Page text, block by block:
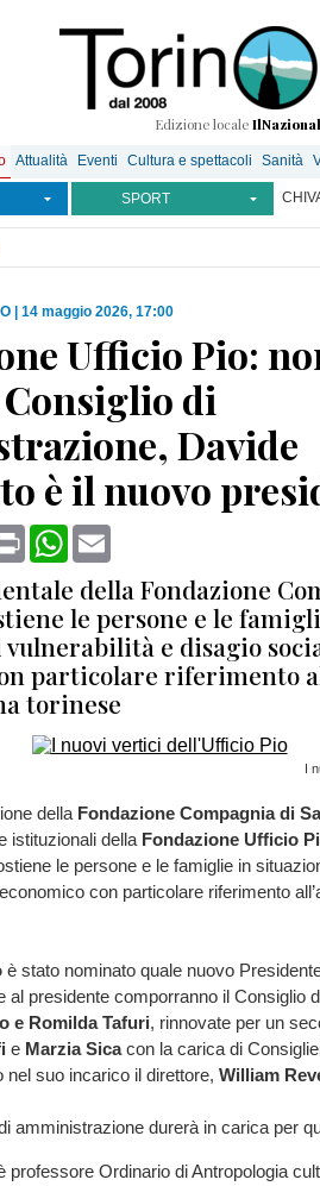
Edizione locale
Attualità Eventi Cultura e spettacoli Sanità
SPORT
14 maggio 2026, 17:00
Ufficio Pio:
di
Davide
è il nuovo
Print WhatsApp
della Fondazione
le persone e le
e disagio
particolare riferimento
torinese
I
della Fondazione Compagnia di
istituzionali della Fondazione Ufficio
le persone e le famiglie in
con particolare riferimento
è stato nominato quale nuovo
al presidente comporranno il Consiglio
e Romilda Tafuri, rinnovate per un
e Marzia Sicacon la carica di
nel suo incarico il direttore, William
amministrazione durerà in carica per
professore Ordinario di Antropologia